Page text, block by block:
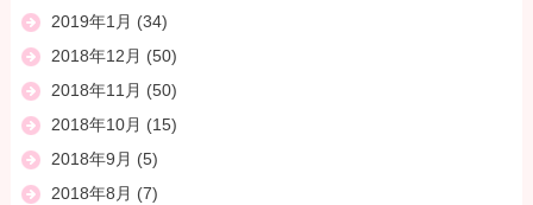
2019年1月 (34)
2018年12月 (50)
2018年11月 (50)
2018年10月 (15)
2018年9月 (5)
2018年8月 (7)